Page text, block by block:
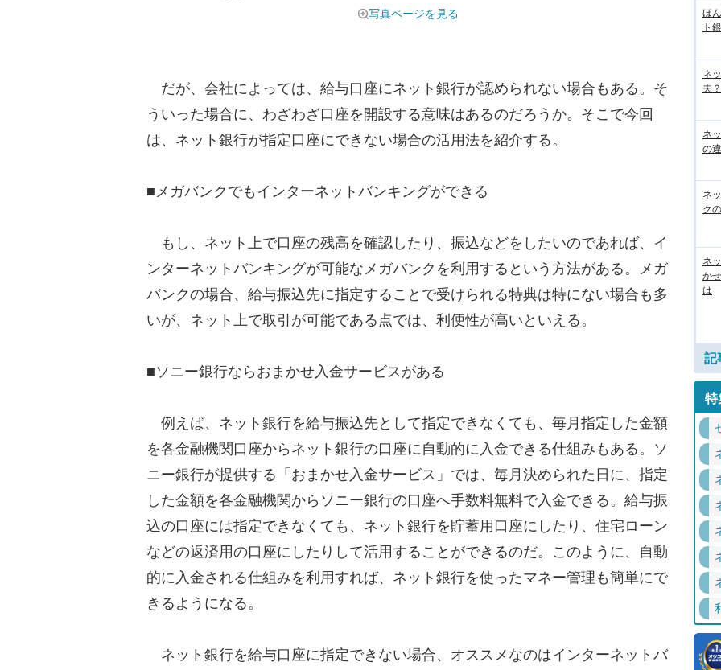
写真ページを見る
だが、会社によっては、給与口座にネット銀行が認められない場合もある。そ
ういった場合に、わざわざ口座を開設する意味はあるのだろうか。そこで今回
は、ネット銀行が指定口座にできない場合の活用法を紹介する。
■メガバンクでもインターネットバンキングができる
もし、ネット上で口座の残高を確認したり、振込などをしたいのであれば、イ
ンターネットバンキングが可能なメガバンクを利用するという方法がある。メガ
バンクの場合、給与振込先に指定することで受けられる特典は特にない場合も多
いが、ネット上で取引が可能である点では、利便性が高いといえる。
■ソニー銀行ならおまかせ入金サービスがある
例えば、ネット銀行を給与振込先として指定できなくても、毎月指定した金額
を各金融機関口座からネット銀行の口座に自動的に入金できる仕組みもある。ソ
ニー銀行が提供する「おまかせ入金サービス」では、毎月決められた日に、指定
した金額を各金融機関からソニー銀行の口座へ手数料無料で入金できる。給与振
込の口座には指定できなくても、ネット銀行を貯蓄用口座にしたり、住宅ローン
などの返済用の口座にしたりして活用することができるのだ。このように、自動
的に入金される仕組みを利用すれば、ネット銀行を使ったマネー管理も簡単にで
きるようになる。
ネット銀行を給与口座に指定できない場合、オススメなのはインターネットバ
ほ
ト
ネ
夫
ネ
の
ネ
ク
ネ
か
は
記
特